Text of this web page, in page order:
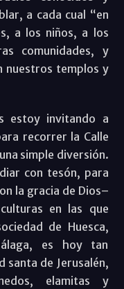
a cada cual “en
a los niños, a los
comunidades, y
nuestros templos y
estoy invitando a
recorrer la Calle
simple diversión.
con tesón, para
la gracia de Dios–
en las que
de Huesca,
es hoy tan
santa de Jerusalén,
elamitas y